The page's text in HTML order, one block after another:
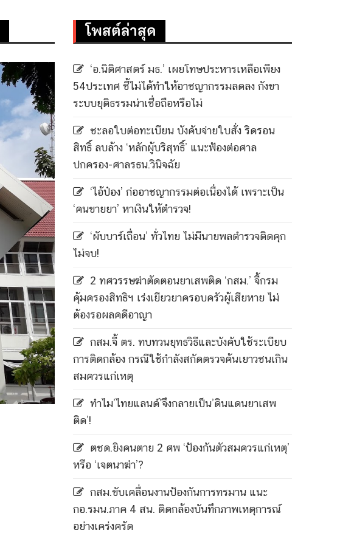
โพสต์ล่าสุด
‘อ.นิติศาสตร์ มธ.’ เผยโทษประหารเหลือเพียง
54ประเทศ ชี้ไม่ได้ทำให้อาชญากรรมลดลง กังขา
ระบบยุติธรรมน่าเชื่อถือหรือไม่
ชะลอใบต่อทะเบียน บังคับจ่ายใบสั่ง ริดรอน
สิทธิ์ ลบล้าง ‘หลักผู้บริสุทธิ์’ แนะฟ้องต่อศาล
ปกครอง-ศาลรธน.วินิจฉัย
‘ไอ้ป๋อง’ ก่ออาชญากรรมต่อเนื่องได้ เพราะเป็น
‘คนขายยา’ หาเงินให้ตำรวจ!
‘ผับบาร์เถื่อน’ ทั่วไทย ไม่มีนายพลตำรวจติดคุก
ไม่จบ!
2 ทศวรรษฆ่าตัดตอนยาเสพติด ‘กสม.’ จี้กรม
คุ้มครองสิทธิฯ เร่งเยียวยาครอบครัวผู้เสียหาย ไม่
ต้องรอผลคดีอาญา
กสม.จี้ ตร. ทบทวนยุทธวิธีและบังคับใช้ระเบียบ
การติดกล้อง กรณีใช้กำลังสกัดตรวจค้นเยาวชนเกิน
สมควรแก่เหตุ
ทำไม’ไทยแลนด์’จึงกลายเป็น’ดินแดนยาเสพ
ติด’!
ตชด.ยิงคนตาย 2 ศพ ‘ป้องกันตัวสมควรแก่เหตุ’
หรือ ‘เจตนาฆ่า’?
กสม.ขับเคลื่อนงานป้องกันการทรมาน แนะ
กอ.รมน.ภาค 4 สน. ติดกล้องบันทึกภาพเหตุการณ์
อย่างเคร่งครัด